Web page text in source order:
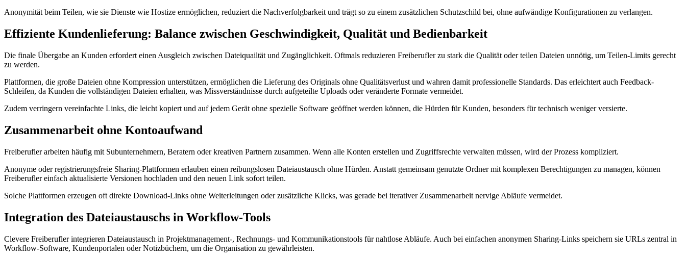
Anonymität beim Teilen, wie sie Dienste wie Hostize ermöglichen, reduziert die Nachverfolgbarkeit und trägt so zu einem zusätzlichen Schutzschild bei, ohne aufwändige Konfigurationen zu verlangen.
Effiziente Kundenlieferung: Balance zwischen Geschwindigkeit, Qualität und Bedienbarkeit
Die finale Übergabe an Kunden erfordert einen Ausgleich zwischen Dateiquailtät und Zugänglichkeit. Oftmals reduzieren Freiberufler zu stark die Qualität oder teilen Dateien unnötig, um Teilen-Limits gerecht
zu werden.
Plattformen, die große Dateien ohne Kompression unterstützen, ermöglichen die Lieferung des Originals ohne Qualitätsverlust und wahren damit professionelle Standards. Das erleichtert auch Feedback-
Schleifen, da Kunden die vollständigen Dateien erhalten, was Missverständnisse durch aufgeteilte Uploads oder veränderte Formate vermeidet.
Zudem verringern vereinfachte Links, die leicht kopiert und auf jedem Gerät ohne spezielle Software geöffnet werden können, die Hürden für Kunden, besonders für technisch weniger versierte.
Zusammenarbeit ohne Kontoaufwand
Freiberufler arbeiten häufig mit Subunternehmern, Beratern oder kreativen Partnern zusammen. Wenn alle Konten erstellen und Zugriffsrechte verwalten müssen, wird der Prozess kompliziert.
Anonyme oder registrierungsfreie Sharing-Plattformen erlauben einen reibungslosen Dateiaustausch ohne Hürden. Anstatt gemeinsam genutzte Ordner mit komplexen Berechtigungen zu managen, können
Freiberufler einfach aktualisierte Versionen hochladen und den neuen Link sofort teilen.
Solche Plattformen erzeugen oft direkte Download-Links ohne Weiterleitungen oder zusätzliche Klicks, was gerade bei iterativer Zusammenarbeit nervige Abläufe vermeidet.
Integration des Dateiaustauschs in Workflow-Tools
Clevere Freiberufler integrieren Dateiaustausch in Projektmanagement-, Rechnungs- und Kommunikationstools für nahtlose Abläufe. Auch bei einfachen anonymen Sharing-Links speichern sie URLs zentral in
Workflow-Software, Kundenportalen oder Notizbüchern, um die Organisation zu gewährleisten.